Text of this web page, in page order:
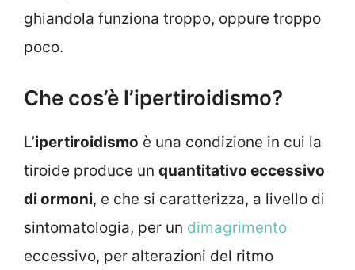
ghiandola funziona troppo, oppure troppo
poco.
Che cos’è l’ipertiroidismo?
L’ipertiroidismo è una condizione in cui la
tiroide produce un quantitativo eccessivo
di ormoni, e che si caratterizza, a livello di
sintomatologia, per un dimagrimento
eccessivo, per alterazioni del ritmo